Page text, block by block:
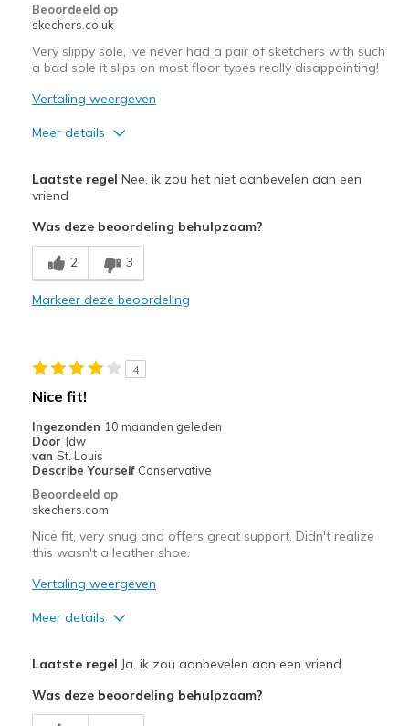
Beoordeeld op
skechers.co.uk
Very slippy sole, ive never had a pair of sketchers with such
a bad sole it slips on most floor types really disappointing!
Vertaling weergeven
Meer details
Attractive Design
Laatste regel Nee, ik zou het niet aanbevelen aan een
vriend
Was deze beoordeling behulpzaam?
2 3
Markeer deze beoordeling
4
Nice fit!
Ingezonden 10 maanden geleden
Door Jdw
van St. Louis
Describe Yourself Conservative
Beoordeeld op
skechers.com
Nice fit, very snug and offers great support. Didn't realize
this wasn't a leather shoe.
Vertaling weergeven
Meer details
Comfortable
Laatste regel Ja, ik zou aanbevelen aan een vriend
Was deze beoordeling behulpzaam?